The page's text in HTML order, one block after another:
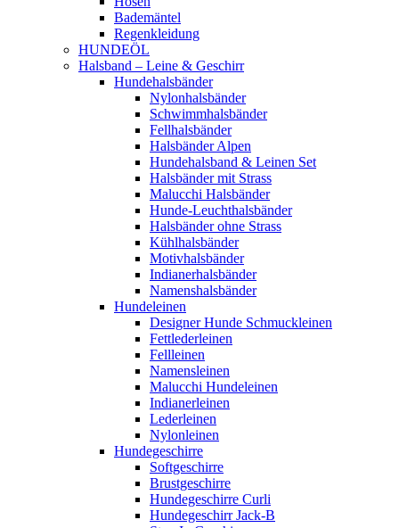
Bademäntel
Regenkleidung
HUNDEÖL
Halsband – Leine & Geschirr
Hundehalsbänder
Nylonhalsbänder
Schwimmhalsbänder
Fellhalsbänder
Halsbänder Alpen
Hundehalsband & Leinen Set
Halsbänder mit Strass
Malucchi Halsbänder
Hunde-Leuchthalsbänder
Halsbänder ohne Strass
Kühlhalsbänder
Motivhalsbänder
Indianerhalsbänder
Namenshalsbänder
Hundeleinen
Designer Hunde Schmuckleinen
Fettlederleinen
Fellleinen
Namensleinen
Malucchi Hundeleinen
Indianerleinen
Lederleinen
Nylonleinen
Hundegeschirre
Softgeschirre
Brustgeschirre
Hundegeschirre Curli
Hundegeschirr Jack-B